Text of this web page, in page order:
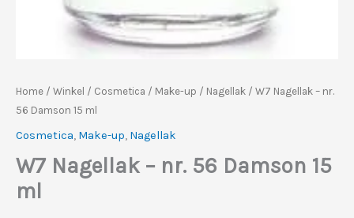
Home / Winkel / Cosmetica / Make-up / Nagellak / W7 Nagellak – nr.
56 Damson 15 ml
Cosmetica, Make-up, Nagellak
W7 Nagellak – nr. 56 Damson 15
ml